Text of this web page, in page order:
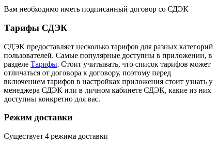
Вам необходимо иметь подписанный договор со СДЭК
Тарифы СДЭК
СДЭК предоставляет несколько тарифов для разных категорий
пользователей. Самые популярные доступны в приложении, в
разделе Тарифы. Стоит учитывать, что список тарифов может
отличаться от договора к договору, поэтому перед
включением тарифов в настройках приложения стоит узнать у
менеджера СДЭК или в личном кабинете СДЭК, какие из них
доступны конкретно для вас.
Режим доставки
Существует 4 режима доставки